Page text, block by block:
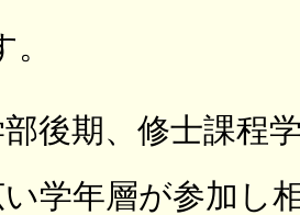
。
後期、修士課程
い学年層が参加し